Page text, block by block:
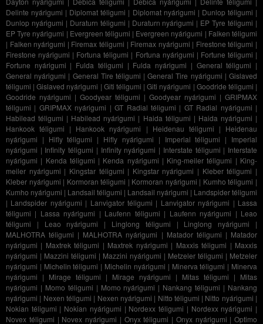
Delinte nyárigumi | Diplomat téligumi | Diplomat nyárigumi | Dunlop téligumi |
Dunlop nyárigumi | Duraturn téligumi | Duraturn nyárigumi | EP Tyre téligumi |
EP Tyre nyárigumi | Evergreen téligumi | Evergreen nyárigumi | Falken téligumi
| Falken nyárigumi | Firemax téligumi | Firemax nyárigumi | Firestone téligumi |
Firestone nyárigumi | Fortuna téligumi | Fortuna nyárigumi | Fortune téligumi |
Fortune nyárigumi | Fulda téligumi | Fulda nyárigumi | General téligumi |
General nyárigumi | General Tire téligumi |General Tire nyárigumi |Gislaved
téligumi |Gislaved nyárigumi | Giti téligumi |Giti nyárigumi | Goodride téligumi |
Goodride nyárigumi | Goodyear téligumi | Goodyear nyárigumi | GRIPMAX
téligumi | GRIPMAX nyárigumi |GT Radial téligumi | GT Radial nyárigumi |
Habilead téligumi | Habilead nyárigumi | Haida téligumi | Haida nyárigumi |
Hankook téligumi | Hankook nyárigumi | Heidenau téligumi | Heidenau
nyárigumi | Hifly téligumi | Hifly nyárigumi | Imperial téligumi | Imperial
nyárigumi | Infinity téligumi | Infinity nyárigumi | Interstate téligumi | Interstate
nyárigumi | Kenda téligumi | Kenda nyárigumi | King-meiler téligumi | King-
meiler nyárigumi | Kingstar téligumi | Kingstar nyárigumi | Kleber téligumi |
Kleber nyárigumi | Kormoran téligumi | Kormoran nyárigumi | Kumho téligumi |
Kumho nyárigumi | Landsail téligumi | Landsail nyárigumi | Landspider téligumi
| Landspider nyárigumi | Lanvigator téligumi | Lanvigator nyárigumi | Lassa
téligumi | Lassa nyárigumi | Laufenn téligumi | Laufenn nyárigumi | Leao
téligumi | Leao nyárigumi | Linglong téligumi | Linglong nyárigumi |
MALHOTRA téligumi | MALHOTRA nyárigumi | Matador téligumi | Matador
nyárigumi | Maxtrek téligumi | Maxtrek nyárigumi | Maxxis téligumi | Maxxis
nyárigumi | Mazzini téligumi | Mazzini nyárigumi | Metzeler téligumi | Metzeler
nyárigumi | Michelin téligumi | Michelin nyárigumi | Minerva téligumi | Minerva
nyárigumi | Mirage téligumi | Mirage nyárigumi | Mitas téligumi | Mitas
nyárigumi | Momo téligumi | Momo nyárigumi | Nankang téligumi | Nankang
nyárigumi | Nexen téligumi | Nexen nyárigumi | Nitto téligumi | Nitto nyárigumi |
Nokian téligumi | Nokian nyárigumi | Nordexx téligumi | Nordexx nyárigumi |
Novex téligumi | Novex nyárigumi | Onyx téligumi | Onyx nyárigumi | Optimo